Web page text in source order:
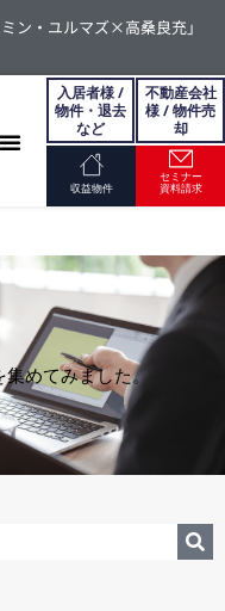
ン・ユルマズ×高桑良充」
入居者様 /
物件・退去
など
不動産会社
様 / 物件売
却
収益物件
セミナー
資料請求
めてみました。